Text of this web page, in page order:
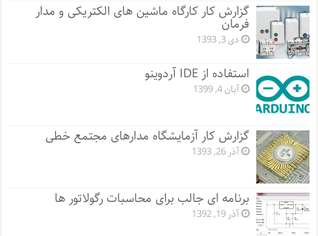
گزارش کار کارگاه ماشین های الکتریکی و مدار
فرمان
دی 3, 1393
استفاده از IDE آردوینو
آبان 4, 1399
گزارش کار آزمایشگاه مدارهای مجتمع خطی
آذر 26, 1393
برنامه ای جالب برای محاسبات رگولاتور ها
آذر 19, 1392